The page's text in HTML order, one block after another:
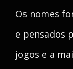
Os nomes
e pensados
jogos e a